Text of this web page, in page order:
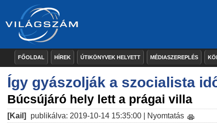
FŐOLDAL HÍREK ÚTIKÖNYVEK HELYETT MÉDIASZEREPLÉS
Így gyászolják a szocialista
Búcsújáró hely lett a prágai villa
[Kail] publikálva: 2019-10-14 15:35:00 | Nyomtatás